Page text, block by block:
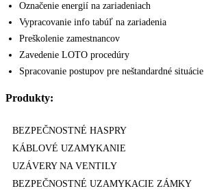
Označenie energií na zariadeniach
Vypracovanie info tabúľ na zariadenia
Preškolenie zamestnancov
Zavedenie LOTO procedúry
Spracovanie postupov pre neštandardné situácie
Produkty:
BEZPEČNOSTNÉ HASPRY
KÁBLOVÉ UZAMYKANIE
UZÁVERY NA VENTILY
BEZPEČNOSTNÉ UZAMYKACIE ZÁMKY